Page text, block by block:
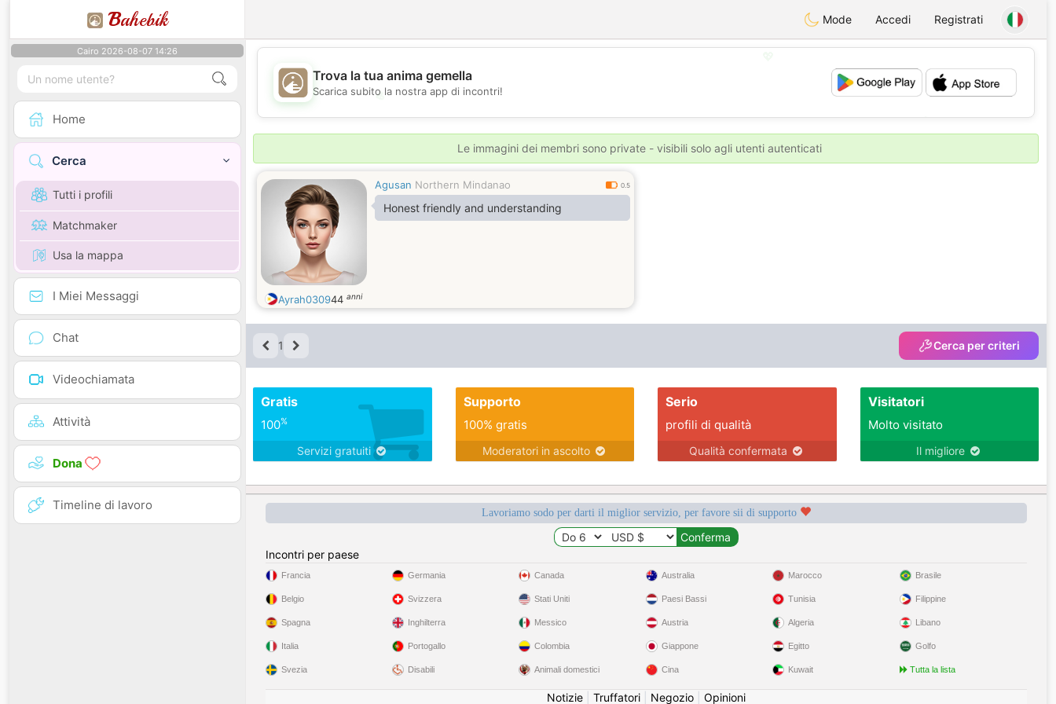
Bahebik Mode Accedi Registrati
Cairo 2026-08-07 14:26
Home
Cerca
Tutti i profili
Matchmaker
Usa la mappa
I Miei Messaggi
Chat
Videochiamata
Attività
Dona
Timeline di lavoro
💖
💕
💕
Trova la tua anima gemella
Scarica subito la nostra app di incontri!
Le immagini dei membri sono private - visibili solo agli utenti autenticati
Agusan Northern Mindanao 0.5
Honest friendly and understanding
Ayrah030944 anni
1 Cerca per criteri
Gratis
100%
Servizi gratuiti
Supporto
100% gratis
Moderatori in ascolto
Serio
profili di qualità
Qualità confermata
Visitatori
Molto visitato
Il migliore
Lavoriamo sodo per darti il miglior servizio, per favore sii di supporto
Incontri per paese
Francia
Belgio
Spagna
Italia
Svezia
Germania
Svizzera
Inghilterra
Portogallo
Disabili
Canada
Stati Uniti
Messico
Colombia
Animali domestici
Australia
Paesi Bassi
Austria
Giappone
Cina
Marocco
Tunisia
Algeria
Egitto
Kuwait
Brasile
Filippine
Libano
Golfo
Tutta la lista
Notizie| Truffatori| Negozio| Opinioni